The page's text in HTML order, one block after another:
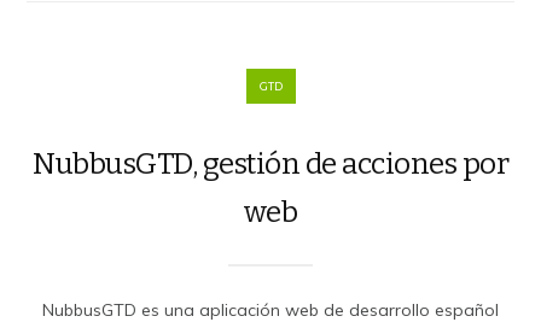
GTD
NubbusGTD, gestión de acciones por
web
NubbusGTD es una aplicación web de desarrollo español